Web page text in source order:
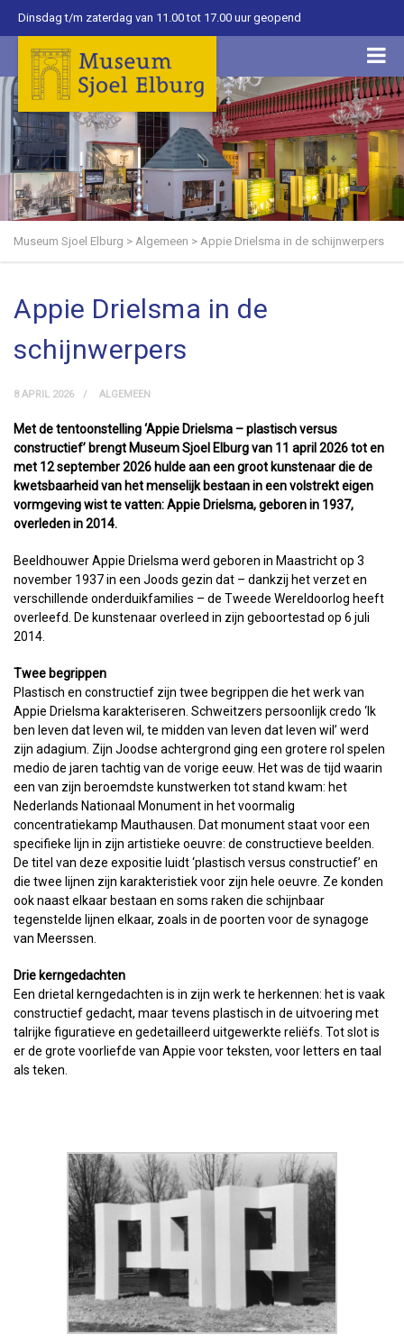
Dinsdag t/m zaterdag van 11.00 tot 17.00 uur geopend
Museum Sjoel Elburg > Algemeen > Appie Drielsma in de schijnwerpers
Appie Drielsma in de
schijnwerpers
8 APRIL 2026 ALGEMEEN
Met de tentoonstelling ‘Appie Drielsma – plastisch versus
constructief’ brengt Museum Sjoel Elburg van 11 april 2026 tot en
met 12 september 2026 hulde aan een groot kunstenaar die de
kwetsbaarheid van het menselijk bestaan in een volstrekt eigen
vormgeving wist te vatten: Appie Drielsma, geboren in 1937,
overleden in 2014.
Beeldhouwer Appie Drielsma werd geboren in Maastricht op 3
november 1937 in een Joods gezin dat – dankzij het verzet en
verschillende onderduikfamilies – de Tweede Wereldoorlog heeft
overleefd. De kunstenaar overleed in zijn geboortestad op 6 juli
2014.
Twee begrippen
Plastisch en constructief zijn twee begrippen die het werk van
Appie Drielsma karakteriseren. Schweitzers persoonlijk credo ‘Ik
ben leven dat leven wil, te midden van leven dat leven wil’ werd
zijn adagium. Zijn Joodse achtergrond ging een grotere rol spelen
medio de jaren tachtig van de vorige eeuw. Het was de tijd waarin
een van zijn beroemdste kunstwerken tot stand kwam: het
Nederlands Nationaal Monument in het voormalig
concentratiekamp Mauthausen. Dat monument staat voor een
specifieke lijn in zijn artistieke oeuvre: de constructieve beelden.
De titel van deze expositie luidt ‘plastisch versus constructief’ en
die twee lijnen zijn karakteristiek voor zijn hele oeuvre. Ze konden
ook naast elkaar bestaan en soms raken die schijnbaar
tegenstelde lijnen elkaar, zoals in de poorten voor de synagoge
van Meerssen.
Drie kerngedachten
Een drietal kerngedachten is in zijn werk te herkennen: het is vaak
constructief gedacht, maar tevens plastisch in de uitvoering met
talrijke figuratieve en gedetailleerd uitgewerkte reliëfs. Tot slot is
er de grote voorliefde van Appie voor teksten, voor letters en taal
als teken.